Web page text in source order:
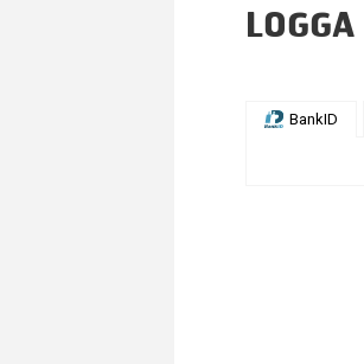
BankID